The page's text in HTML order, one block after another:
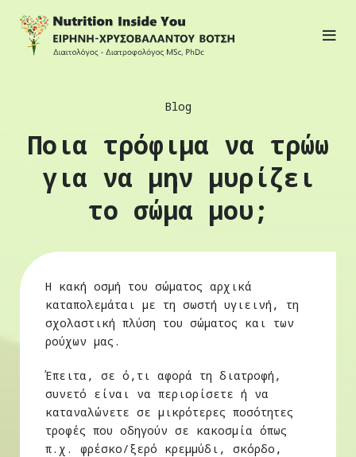
Blog
Ποια τρόφιμα να τρώω
για να μην μυρίζει
το σώμα μου;
H κακή οσμή του σώματος αρχικά
καταπολεμάται με τη σωστή υγιεινή, τη
σχολαστική πλύση του σώματος και των
ρούχων μας.
Έπειτα, σε ό,τι αφορά τη διατροφή,
συνετό είναι να περιορίσετε ή να
καταναλώνετε σε μικρότερες ποσότητες
τροφές που οδηγούν σε κακοσμία όπως
π.χ. φρέσκο/ξερό κρεμμύδι, σκόρδο,